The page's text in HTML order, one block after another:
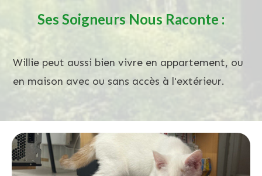
Ses Soigneurs Nous Raconte :
Willie peut aussi bien vivre en appartement, ou
en maison avec ou sans accès à l'extérieur.